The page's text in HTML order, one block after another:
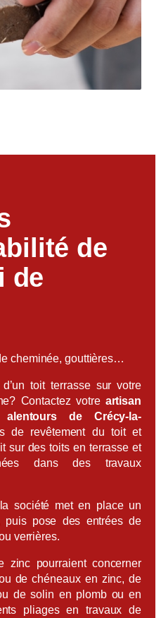
de
de
cheminée, gouttières…
toit terrasse sur votre
Contactez votre artisan
alentours de Crécy-la-
de revêtement du toit et
sur des toits en terrasse et
dans des travaux
société met en place un
puis pose des entrées de
verrières.
zinc pourraient concerner
de chéneaux en zinc, de
de solin en plomb ou en
pliages en travaux de